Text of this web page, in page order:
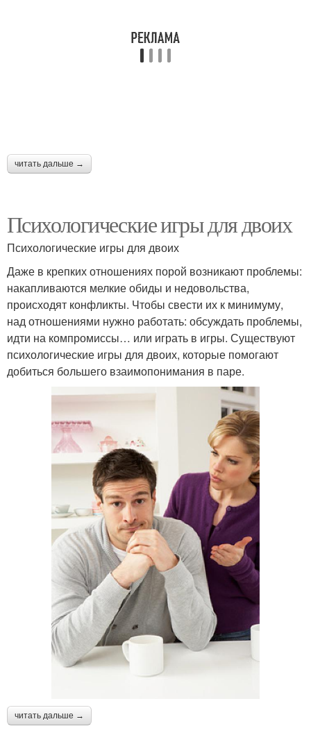
читать дальше →
Психологические игры для двоих
Психологические игры для двоих
Даже в крепких отношениях порой возникают проблемы:
накапливаются мелкие обиды и недовольства,
происходят конфликты. Чтобы свести их к минимуму,
над отношениями нужно работать: обсуждать проблемы,
идти на компромиссы… или играть в игры. Существуют
психологические игры для двоих, которые помогают
добиться большего взаимопонимания в паре.
читать дальше →